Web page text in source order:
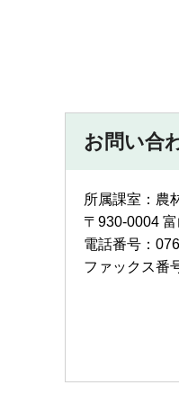
お問い合
所属課室：農
〒930-0004
電話番号：
ファックス番